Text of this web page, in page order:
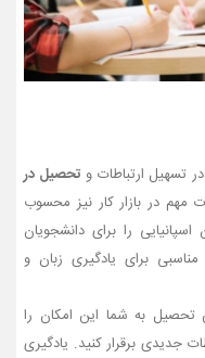
تسهیل ارتباطات و تحصیل در
در بازار کار نیز محسوب
را برای دانشجویان
برای یادگیری زبان و
به شما این امکان را
جدیدی برقرار کنید. یادگیری